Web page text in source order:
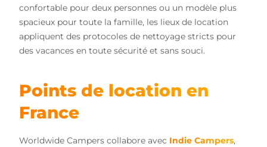
confortable pour deux personnes ou un modèle plus
spacieux pour toute la famille, les lieux de location
appliquent des protocoles de nettoyage stricts pour
des vacances en toute sécurité et sans souci.
Points de location en
France
Worldwide Campers collabore avec Indie Campers,